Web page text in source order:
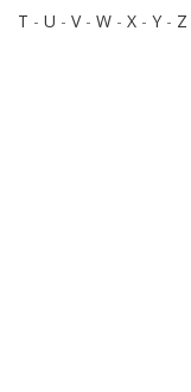
T - U - V- W - X - Y - Z